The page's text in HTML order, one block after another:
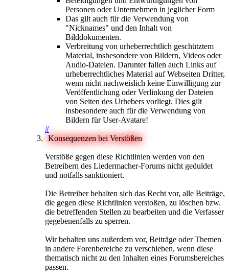
Personen oder Unternehmen in jeglicher Form
Das gilt auch für die Verwendung von
"Nicknames" und den Inhalt von
Bilddokumenten.
Verbreitung von urheberrechtlich geschütztem
Material, insbesondere von Bildern, Videos oder
Audio-Dateien. Darunter fallen auch Links auf
urheberrechtliches Material auf Webseiten Dritter,
wenn nicht nachweislich keine Einwilligung zur
Veröffentlichung oder Verlinkung der Dateien
von Seiten des Urhebers vorliegt. Dies gilt
insbesondere auch für die Verwendung von
Bildern für User-Avatare!
#
Konsequenzen bei Verstößen
Verstöße gegen diese Richtlinien werden von den
Betreibern des Liedermacher-Forums nicht geduldet
und notfalls sanktioniert.
Die Betreiber behalten sich das Recht vor, alle Beiträge,
die gegen diese Richtlinien verstoßen, zu löschen bzw.
die betreffenden Stellen zu bearbeiten und die Verfasser
gegebenenfalls zu sperren.
Wir behalten uns außerdem vor, Beiträge oder Themen
in andere Forenbereiche zu verschieben, wenn diese
thematisch nicht zu den Inhalten eines Forumsbereiches
passen.